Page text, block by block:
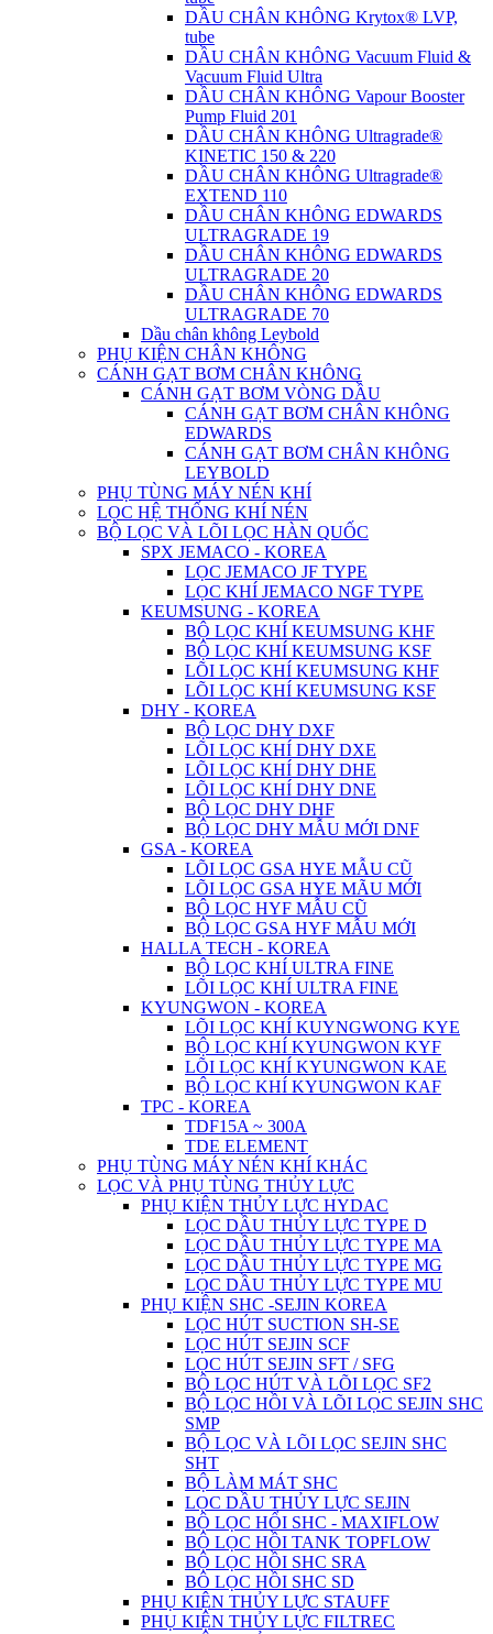
DẦU CHÂN KHÔNG Krytox® LVP,
tube
DẦU CHÂN KHÔNG Vacuum Fluid &
Vacuum Fluid Ultra
DẦU CHÂN KHÔNG Vapour Booster
Pump Fluid 201
DẦU CHÂN KHÔNG Ultragrade®
KINETIC 150 & 220
DẦU CHÂN KHÔNG Ultragrade®
EXTEND 110
DẦU CHÂN KHÔNG EDWARDS
ULTRAGRADE 19
DẦU CHÂN KHÔNG EDWARDS
ULTRAGRADE 20
DẦU CHÂN KHÔNG EDWARDS
ULTRAGRADE 70
Dầu chân không Leybold
PHỤ KIỆN CHÂN KHÔNG
CÁNH GẠT BƠM CHÂN KHÔNG
CÁNH GẠT BƠM VÒNG DẦU
CÁNH GẠT BƠM CHÂN KHÔNG
EDWARDS
CÁNH GẠT BƠM CHÂN KHÔNG
LEYBOLD
PHỤ TÙNG MÁY NÉN KHÍ
LỌC HỆ THỐNG KHÍ NÉN
BỘ LỌC VÀ LÕI LỌC HÀN QUỐC
SPX JEMACO - KOREA
LỌC JEMACO JF TYPE
LỌC KHÍ JEMACO NGF TYPE
KEUMSUNG - KOREA
BỘ LỌC KHÍ KEUMSUNG KHF
BỘ LỌC KHÍ KEUMSUNG KSF
LÕI LỌC KHÍ KEUMSUNG KHF
LÕI LỌC KHÍ KEUMSUNG KSF
DHY - KOREA
BỘ LỌC DHY DXF
LÕI LỌC KHÍ DHY DXE
LÕI LỌC KHÍ DHY DHE
LÕI LỌC KHÍ DHY DNE
BỘ LỌC DHY DHF
BỘ LỌC DHY MẪU MỚI DNF
GSA - KOREA
LÕI LỌC GSA HYE MẪU CŨ
LÕI LỌC GSA HYE MÃU MỚI
BỘ LỌC HYF MẪU CŨ
BỘ LỌC GSA HYF MẪU MỚI
HALLA TECH - KOREA
BỘ LỌC KHÍ ULTRA FINE
LÕI LỌC KHÍ ULTRA FINE
KYUNGWON - KOREA
LÕI LỌC KHÍ KUYNGWONG KYE
BỘ LỌC KHÍ KYUNGWON KYF
LÕI LỌC KHÍ KYUNGWON KAE
BỘ LỌC KHÍ KYUNGWON KAF
TPC - KOREA
TDF15A ~ 300A
TDE ELEMENT
PHỤ TÙNG MÁY NÉN KHÍ KHÁC
LỌC VÀ PHỤ TÙNG THỦY LỰC
PHỤ KIỆN THỦY LỰC HYDAC
LỌC DẦU THỦY LỰC TYPE D
LỌC DẦU THỦY LỰC TYPE MA
LỌC DẦU THỦY LỰC TYPE MG
LỌC DẦU THỦY LỰC TYPE MU
PHỤ KIỆN SHC -SEJIN KOREA
LỌC HÚT SUCTION SH-SE
LỌC HÚT SEJIN SCF
LỌC HÚT SEJIN SFT / SFG
BỘ LỌC HÚT VÀ LÕI LỌC SF2
BỘ LỌC HỒI VÀ LÕI LỌC SEJIN SHC
SMP
BỘ LỌC VÀ LÕI LỌC SEJIN SHC
SHT
BỘ LÀM MÁT SHC
LỌC DẦU THỦY LỰC SEJIN
BỘ LỌC HỔI SHC - MAXIFLOW
BỘ LỌC HỒI TANK TOPFLOW
BỘ LỌC HỒI SHC SRA
BÔ LỌC HỒI SHC SD
PHỤ KIỆN THỦY LỰC STAUFF
PHỤ KIỆN THỦY LỰC FILTREC